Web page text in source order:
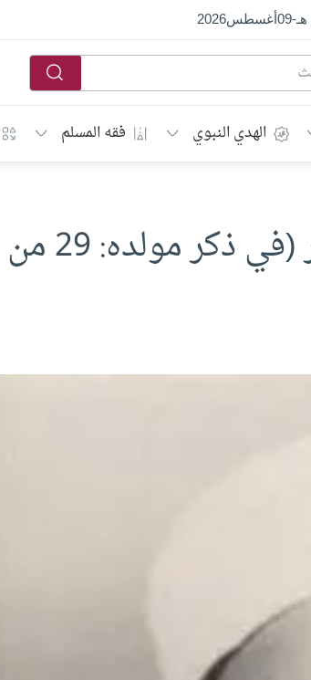
-
09أغسطس2026
الهدي النبوي فقه المسلم
أحمد محمد شاكر.. محدّث العصر (في ذكر مولده: 29 من